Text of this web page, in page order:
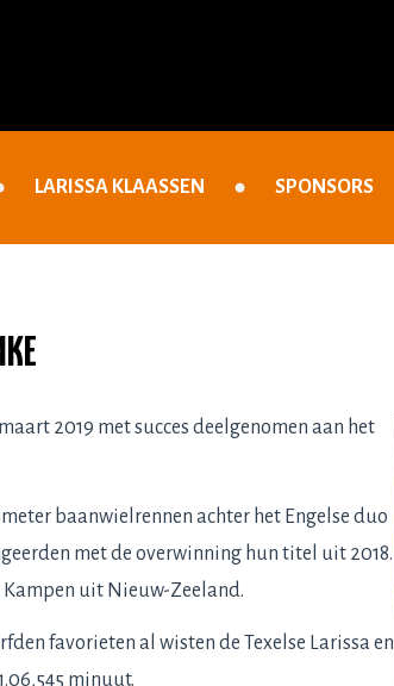
LARISSA KLAASSEN SPONSORS
2019 met succes deelgenomen aan het
baanwielrennen achter het Engelse duo
met de overwinning hun titel uit 2018.
Kampen uit Nieuw-Zeeland.
favorieten al wisten de Texelse Larissa en
minuut.